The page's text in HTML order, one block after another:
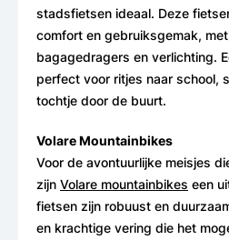
stadsfietsen ideaal. Deze
comfort en gebruiksgemak,
bagagedragers en verlichting.
perfect voor ritjes naar school,
tochtje door de buurt.
Volare Mountainbikes
Voor de avontuurlijke meisjes
zijn Volare mountainbikes een
fietsen zijn robuust en
en krachtige vering die het